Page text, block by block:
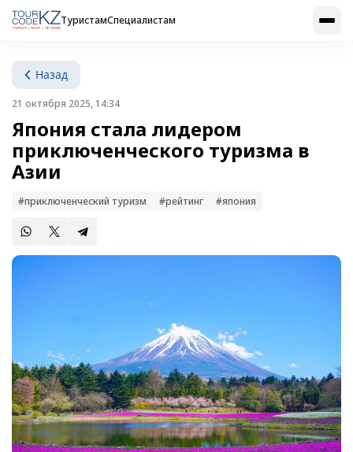
ТуристамСпециалистам
Назад
21 октября 2025, 14:34
Япония стала лидером
приключенческого туризма в
Азии
#приключенческий туризм #рейтинг #япония